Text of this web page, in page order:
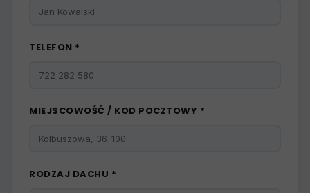
TELEFON *
MIEJSCOWOŚĆ / KOD POCZTOWY *
RODZAJ DACHU *